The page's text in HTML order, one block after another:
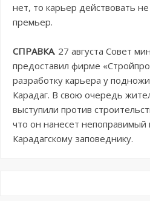
нет, то карьер действовать
премьер.
СПРАВКА. 27 августа Совет
предоставил фирме
разработку карьера у
Карадаг. В свою очередь
выступили против
что он нанесет непоправимый
Карадагскому заповеднику.